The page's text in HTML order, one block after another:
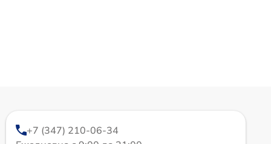
+7 (347) 210-06-34